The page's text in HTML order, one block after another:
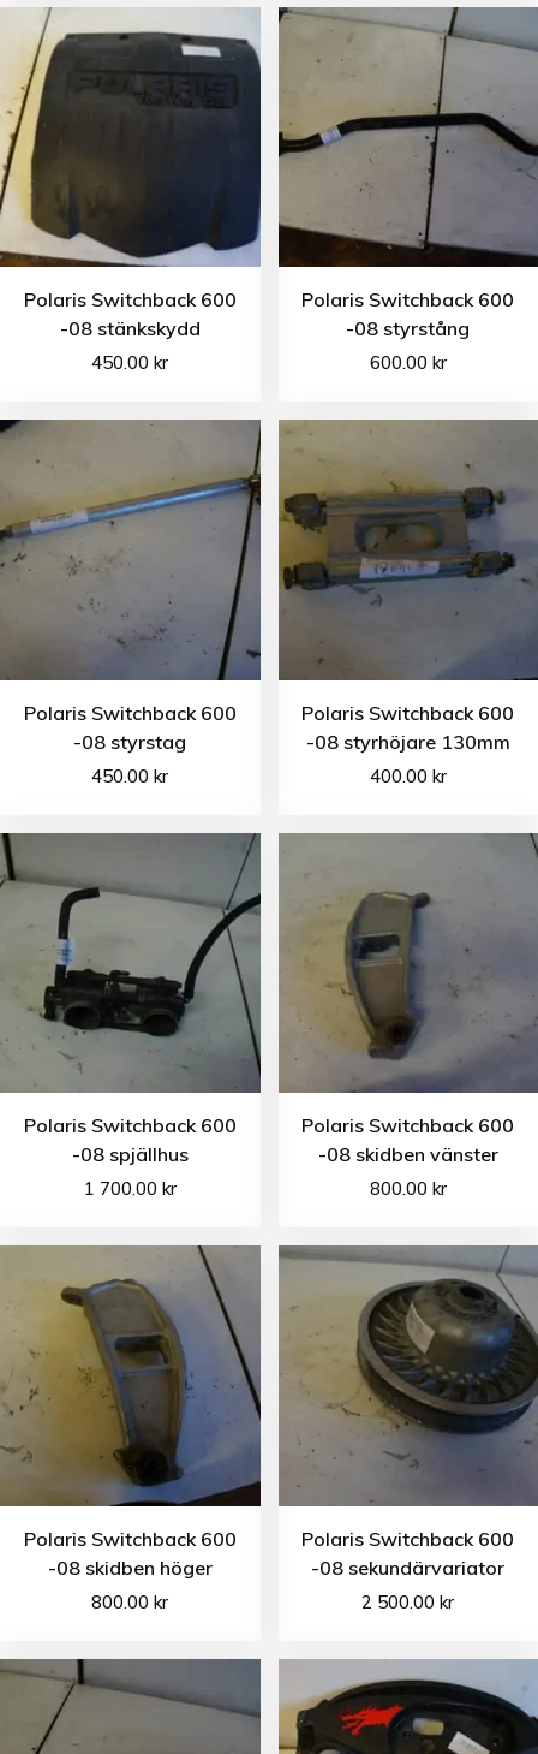
Polaris Switchback 600
-08 stänkskydd
450.00kr
Polaris Switchback 600
-08 styrstång
600.00 kr
Polaris Switchback 600
-08 styrstag
450.00kr
Polaris Switchback 600
-08 styrhöjare 130mm
400.00 kr
Polaris Switchback 600
-08 spjällhus
1 700.00 kr
Polaris Switchback 600
-08 skidben vänster
800.00 kr
Polaris Switchback 600
-08 skidben höger
800.00kr
Polaris Switchback 600
-08 sekundärvariator
2 500.00kr